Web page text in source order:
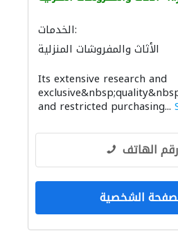
الخدمات:
الأثاث والمفروشات المنزلية
Its extensive research and
and restricted purchasing...
الهاتف
الشخصية